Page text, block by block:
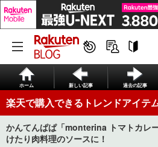
ホーム 新しい記事 過去の記事
楽天で購入できるトレンドアイテ
かんてんぱぱ「monterina トマトカレ
けたり肉料理のソースに！